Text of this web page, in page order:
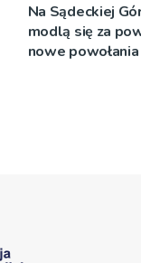
Na Sądeckiej
modlą się za
nowe